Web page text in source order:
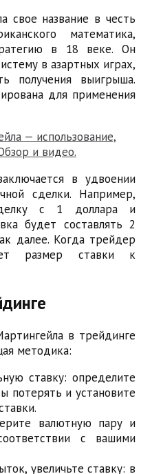
свое название в честь
математика,
в 18 веке. Он
в азартных играх,
получения выигрыша.
для применения
в удвоении
сделки. Например,
с 1 доллара и
будет составлять 2
далее. Когда трейдер
размер ставки к
в трейдинге
методика:
ставку: определите
потерять и установите
валютную пару и
с вашими
увеличьте ставку: в